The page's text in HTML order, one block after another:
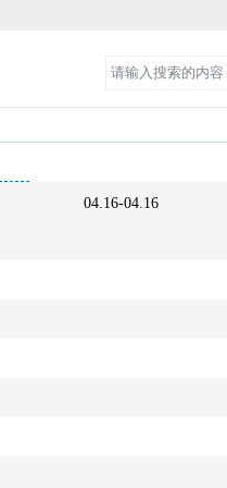
04.16-04.16